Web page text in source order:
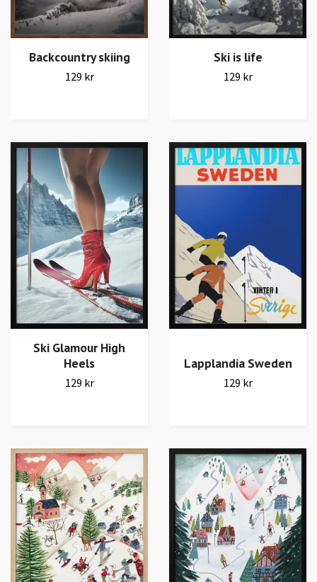
Backcountry skiing
129 kr
Ski is life
129 kr
Ski Glamour High
Heels
129 kr
Lapplandia Sweden
129 kr